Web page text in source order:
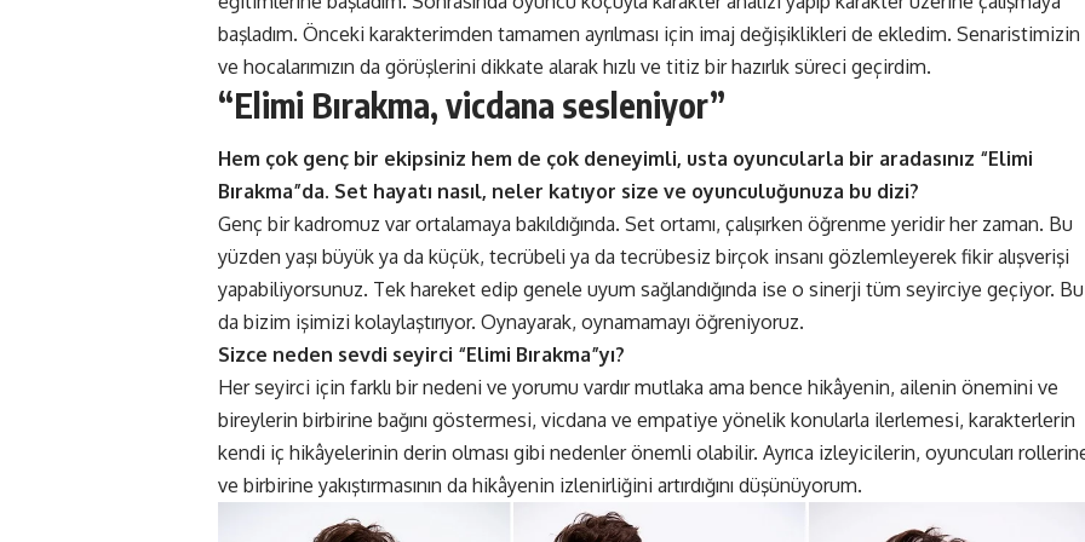
başladım. Önceki karakterimden tamamen ayrılması için imaj değişiklikleri de ekledim. Senaristimizin
ve hocalarımızın da görüşlerini dikkate alarak hızlı ve titiz bir hazırlık süreci geçirdim.
“Elimi Bırakma, vicdana sesleniyor”
Hem çok genç bir ekipsiniz hem de çok deneyimli, usta oyuncularla bir aradasınız “Elimi
Bırakma”da. Set hayatı nasıl, neler katıyor size ve oyunculuğunuza bu dizi?
Genç bir kadromuz var ortalamaya bakıldığında. Set ortamı, çalışırken öğrenme yeridir her zaman. Bu
yüzden yaşı büyük ya da küçük, tecrübeli ya da tecrübesiz birçok insanı gözlemleyerek fikir alışverişi
yapabiliyorsunuz. Tek hareket edip genele uyum sağlandığında ise o sinerji tüm seyirciye geçiyor. Bu
da bizim işimizi kolaylaştırıyor. Oynayarak, oynamamayı öğreniyoruz.
Sizce neden sevdi seyirci “Elimi Bırakma”yı?
Her seyirci için farklı bir nedeni ve yorumu vardır mutlaka ama bence hikâyenin, ailenin önemini ve
bireylerin birbirine bağını göstermesi, vicdana ve empatiye yönelik konularla ilerlemesi, karakterlerin
kendi iç hikâyelerinin derin olması gibi nedenler önemli olabilir. Ayrıca izleyicilerin, oyuncuları
ve birbirine yakıştırmasının da hikâyenin izlenirliğini artırdığını düşünüyorum.